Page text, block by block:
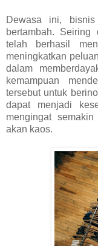
Dewasa ini,
bertambah. Seiring
telah berhasil
meningkatkan
dalam
kemampuan
tersebut untuk
dapat menjadi
mengingat
akan kaos.